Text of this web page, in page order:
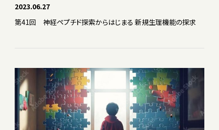
2023.06.27
第41回 神経ペプチド探索からはじまる 新規生理機能の探求